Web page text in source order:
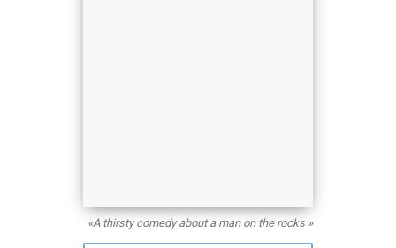
«A thirsty comedy about a man on the rocks »